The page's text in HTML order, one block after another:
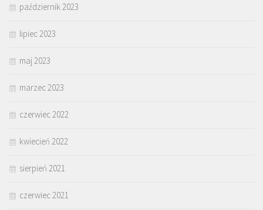
październik 2023
lipiec 2023
maj 2023
marzec 2023
czerwiec 2022
kwiecień 2022
sierpień 2021
czerwiec 2021